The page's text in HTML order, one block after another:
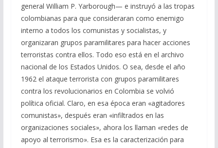
general William P. Yarborough— e instruyó a las tropas
colombianas para que consideraran como enemigo
interno a todos los comunistas y socialistas, y
organizaran grupos paramilitares para hacer acciones
terroristas contra ellos. Todo eso está en el archivo
nacional de los Estados Unidos. O sea, desde el año
1962 el ataque terrorista con grupos paramilitares
contra los revolucionarios en Colombia se volvió
política oficial. Claro, en esa época eran «agitadores
comunistas», después eran «infiltrados en las
organizaciones sociales», ahora los llaman «redes de
apoyo al terrorismo». Esa es la caracterización para